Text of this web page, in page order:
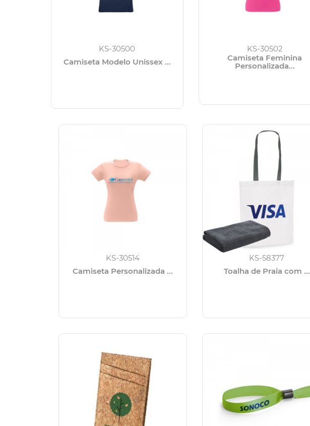
KS-30500
Camiseta Modelo Unissex ...
KS-30502
Camiseta Feminina
Personalizada...
KS-30514
Camiseta Personalizada ...
KS-58377
Toalha de Praia com ...